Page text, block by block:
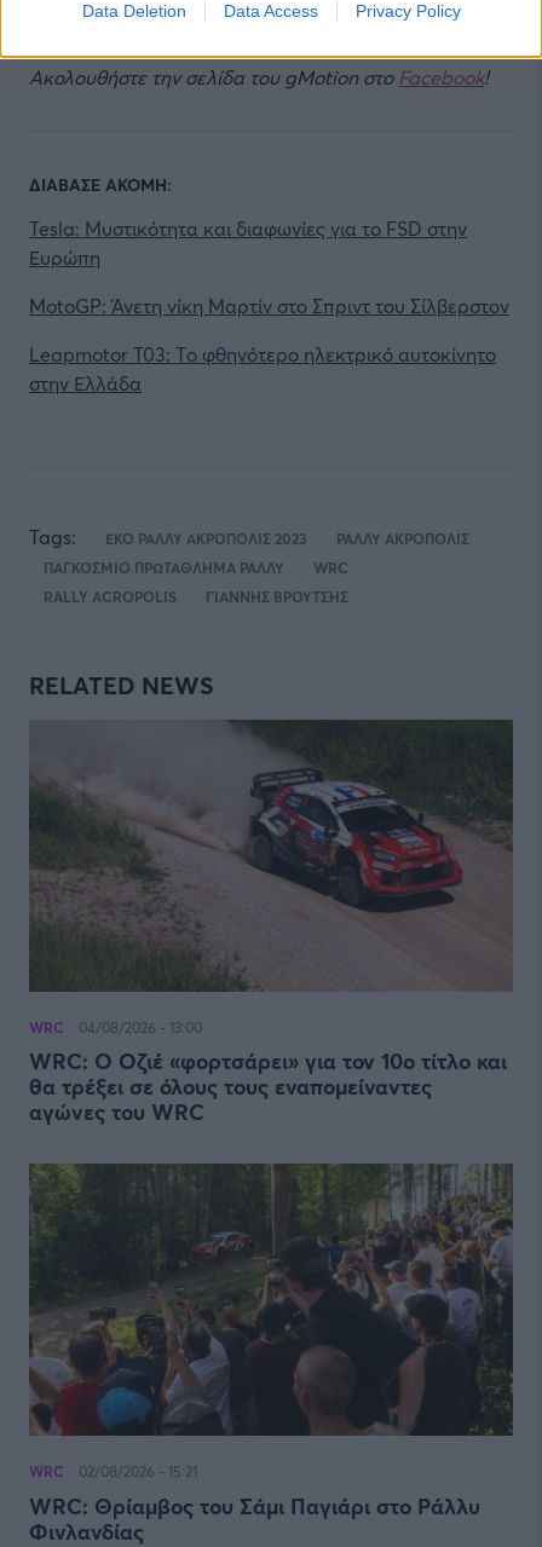
Data Deletion Data Access Privacy Policy
Ακολουθήστε την σελίδα του gMotion στο Facebook!
ΔΙΑΒΑΣΕ ΑΚΟΜΗ:
Tesla: Μυστικότητα και διαφωνίες για το FSD στην
Ευρώπη
MotoGP: Άνετη νίκη Μαρτίν στο Σπριντ του Σίλβερστον
Leapmotor T03: Tο φθηνότερο ηλεκτρικό αυτοκίνητο
στην Ελλάδα
Tags: ΕΚΟ ΡΑΛΛΥ ΑΚΡΟΠΟΛΙΣ 2023
ΡΑΛΛΥ ΑΚΡΟΠΟΛΙΣ
ΠΑΓΚΟΣΜΙΟ ΠΡΩΤΑΘΛΗΜΑ ΡΑΛΛΥ
WRC
RALLY ACROPOLIS
ΓΙΑΝΝΗΣ ΒΡΟΥΤΣΗΣ
RELATED NEWS
WRC 04/08/2026 - 13:00
WRC: Ο Οζιέ «φορτσάρει» για τον 10ο τίτλο και
θα τρέξει σε όλους τους εναπομείναντες
αγώνες του WRC
WRC 02/08/2026 - 15:21
WRC: Θρίαμβος του Σάμι Παγιάρι στο Ράλλυ
Φινλανδίας